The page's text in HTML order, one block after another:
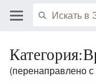
(перенаправлено с